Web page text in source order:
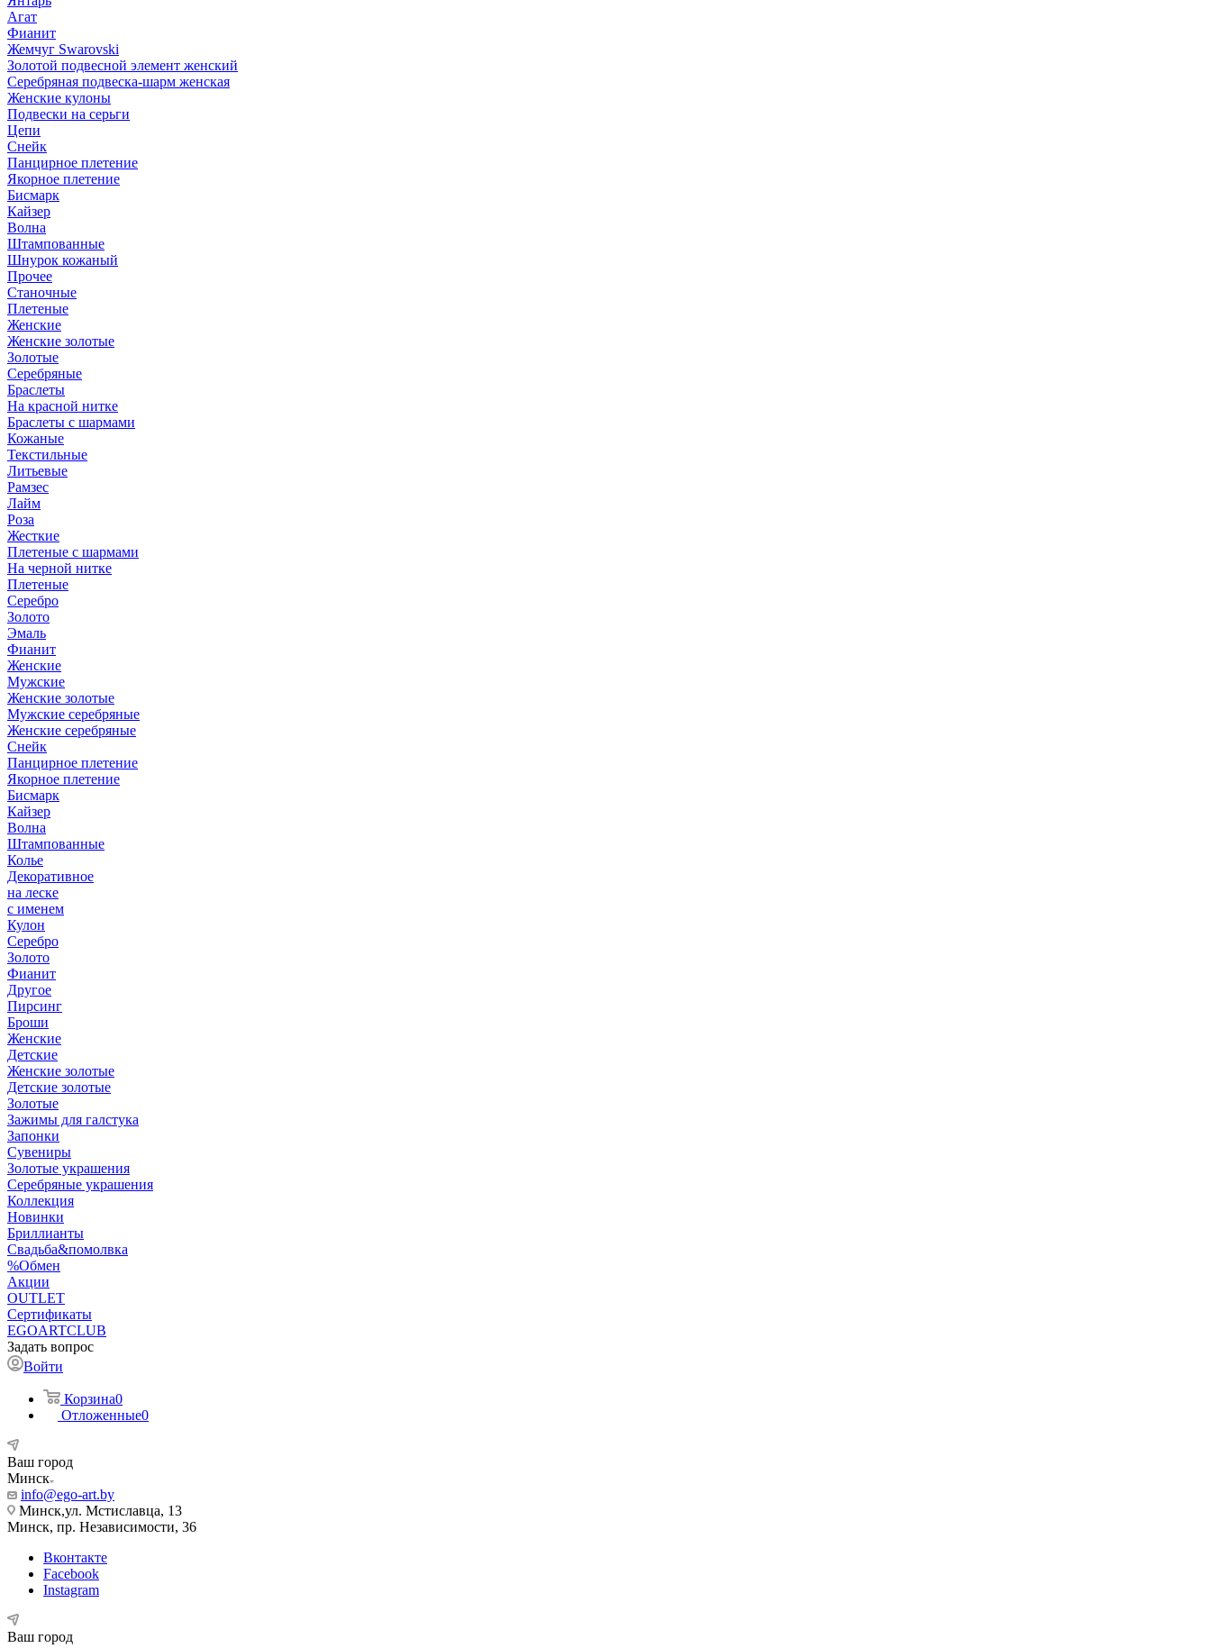
Агат
Фианит
Жемчуг Swarovski
Золотой подвесной элемент женcкий
Серебряная подвеска-шарм женская
Женские кулоны
Подвески на серьги
Цепи
Снейк
Панцирное плетение
Якорное плетение
Бисмарк
Кайзер
Волна
Штампованные
Шнурок кожаный
Прочее
Станочные
Плетеные
Женские
Женские золотые
Золотые
Серебряные
Браслеты
На красной нитке
Браслеты с шармами
Кожаные
Текстильные
Литьевые
Рамзес
Лайм
Роза
Жесткие
Плетеные с шармами
На черной нитке
Плетеные
Серебро
Золото
Эмаль
Фианит
Женские
Мужские
Женские золотые
Мужские серебряные
Женские серебряные
Снейк
Панцирное плетение
Якорное плетение
Бисмарк
Кайзер
Волна
Штампованные
Колье
Декоративное
на леске
с именем
Кулон
Серебро
Золото
Фианит
Другое
Пирсинг
Броши
Женские
Детские
Женские золотые
Детские золотые
Золотые
Зажимы для галстука
Запонки
Сувениры
Золотые украшения
Серебряные украшения
Коллекция
Новинки
Бриллианты
Свадьба&помолвка
%Обмен
Акции
OUTLET
Сертификаты
EGOARTCLUB
Задать вопрос
Войти
Корзина0
Отложенные0
Ваш город
Минск
info@ego-art.by
Минск,ул. Мстиславца, 13
Минск, пр. Независимости, 36
Вконтакте
Facebook
Instagram
Ваш город